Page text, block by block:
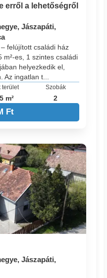
erről a lehetőségről
Jászapáti,
felújított családi ház
m²-es, 1 szintes családi
helyezkedik el,
Az ingatlan t...
terület
m²
Szobák
2
Ft
Jászapáti,